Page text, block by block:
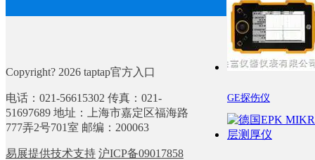
GE探伤仪
Copyright? 2026 taptap官方入口
电话：021-56615302 传真：021-
51697689 地址：上海市嘉定区福海路
777弄2号701室 邮编：200063
易展提供技术支持 沪ICP备09017858